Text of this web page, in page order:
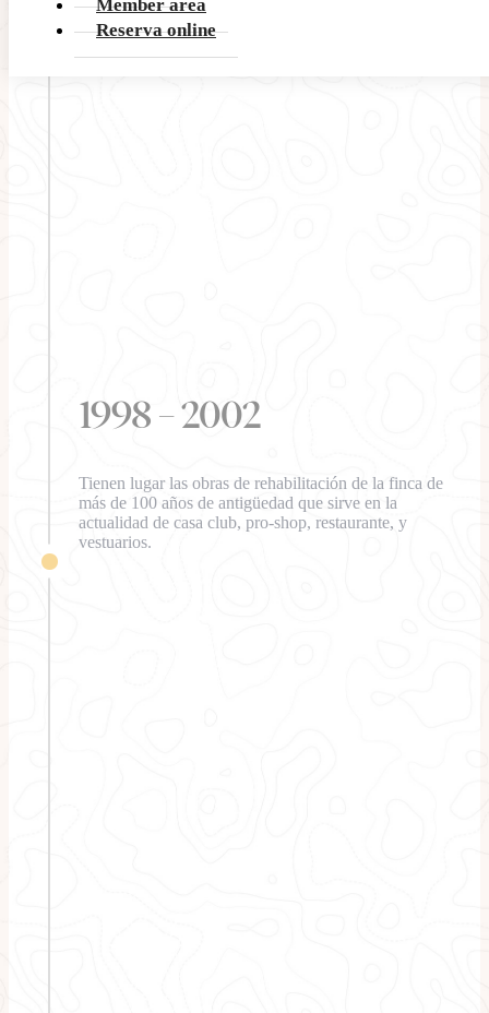
Member area
Reserva online
1998 – 2002
Tienen lugar las obras de rehabilitación de la finca de
más de 100 años de antigüedad que sirve en la
actualidad de casa club, pro-shop, restaurante, y
vestuarios.